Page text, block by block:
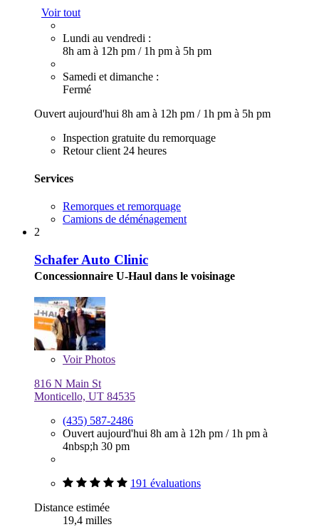
Voir tout
Lundi au vendredi :
8h am à 12h pm / 1h pm à 5h pm
Samedi et dimanche :
Fermé
Ouvert aujourd'hui 8h am à 12h pm / 1h pm à 5h pm
Inspection gratuite du remorquage
Retour client 24 heures
Services
Remorques et remorquage
Camions de déménagement
2
Schafer Auto Clinic
Concessionnaire U-Haul dans le voisinage
VoirPhotos
816 N Main St
Monticello, UT 84535
(435) 587-2486
Ouvert aujourd'hui 8h am à 12h pm / 1h pm à
4nbsp;h 30 pm
191 évaluations
Distance estimée
19,4 milles